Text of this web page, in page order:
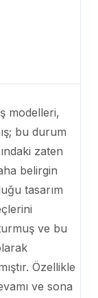
modelleri,
bu durum
zaten
belirgin
tasarım
ve bu
Özellikle
ve sona